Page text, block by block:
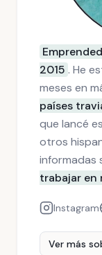
2015 . He
meses en
países
que lancé
otros
informadas
trabajar en
Instagram
Ver más